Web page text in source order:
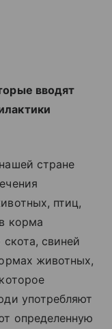
вводят
стране
птиц,
корма
свиней
животных,
употребляют
определенную